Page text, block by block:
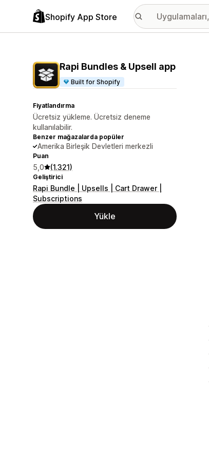
Shopify App Store
Rapi Bundles & Upsell app
Built for Shopify
Fiyatlandırma
Ücretsiz yükleme. Ücretsiz deneme
kullanılabilir.
Benzer mağazalarda popüler
Amerika Birleşik Devletleri merkezli
Puan
5,0 (1.321)
Geliştirici
Rapi Bundle | Upsells | Cart Drawer |
Subscriptions
Yükle